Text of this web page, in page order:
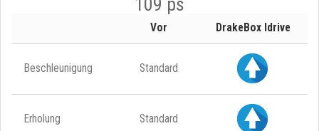
Vor DrakeBox Idrive
Beschleunigung Standard
Erholung Standard